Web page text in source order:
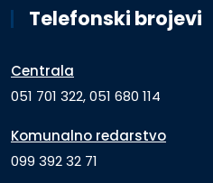
Telefonski brojevi
Centrala
051 701 322, 051 680 114
Komunalno redarstvo
099 392 32 71